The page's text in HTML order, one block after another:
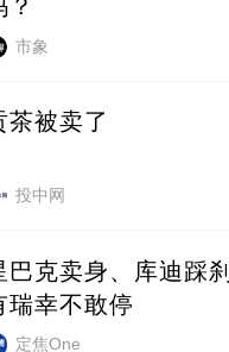
？
市象
茶被卖了
投中网
巴克卖身、库迪踩
瑞幸不敢停
定焦One